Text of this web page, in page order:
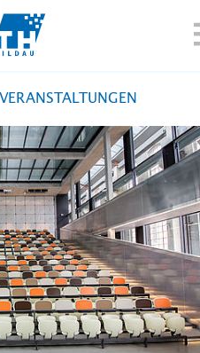
Webmail Moodle
English